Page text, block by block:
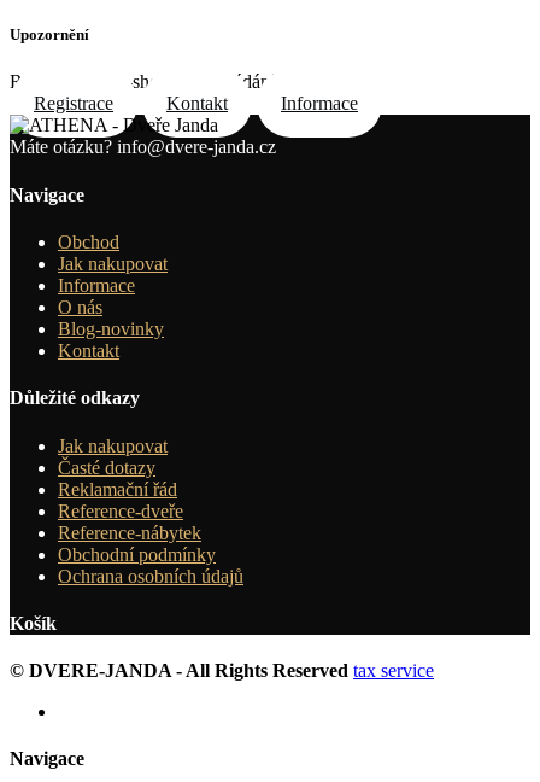
Upozornění
Registrace do e-shopu na požádání e-mailem
Registrace
Kontakt Informace
Máte otázku? info@dvere-janda.cz
Navigace
Obchod
Jak nakupovat
Informace
O nás
Blog-novinky
Kontakt
Důležité odkazy
Jak nakupovat
Časté dotazy
Reklamační řád
Reference-dveře
Reference-nábytek
Obchodní podmínky
Ochrana osobních údajů
Košík
© DVERE-JANDA - All Rights Reserved tax service
Navigace